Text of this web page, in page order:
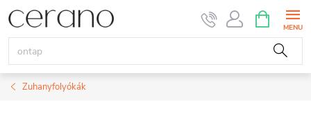
Ugrás
tartalomhoz
KOSÁR
Zuhanyfolyókák